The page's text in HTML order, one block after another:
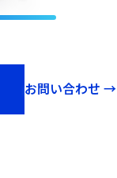
お問い合わせ →